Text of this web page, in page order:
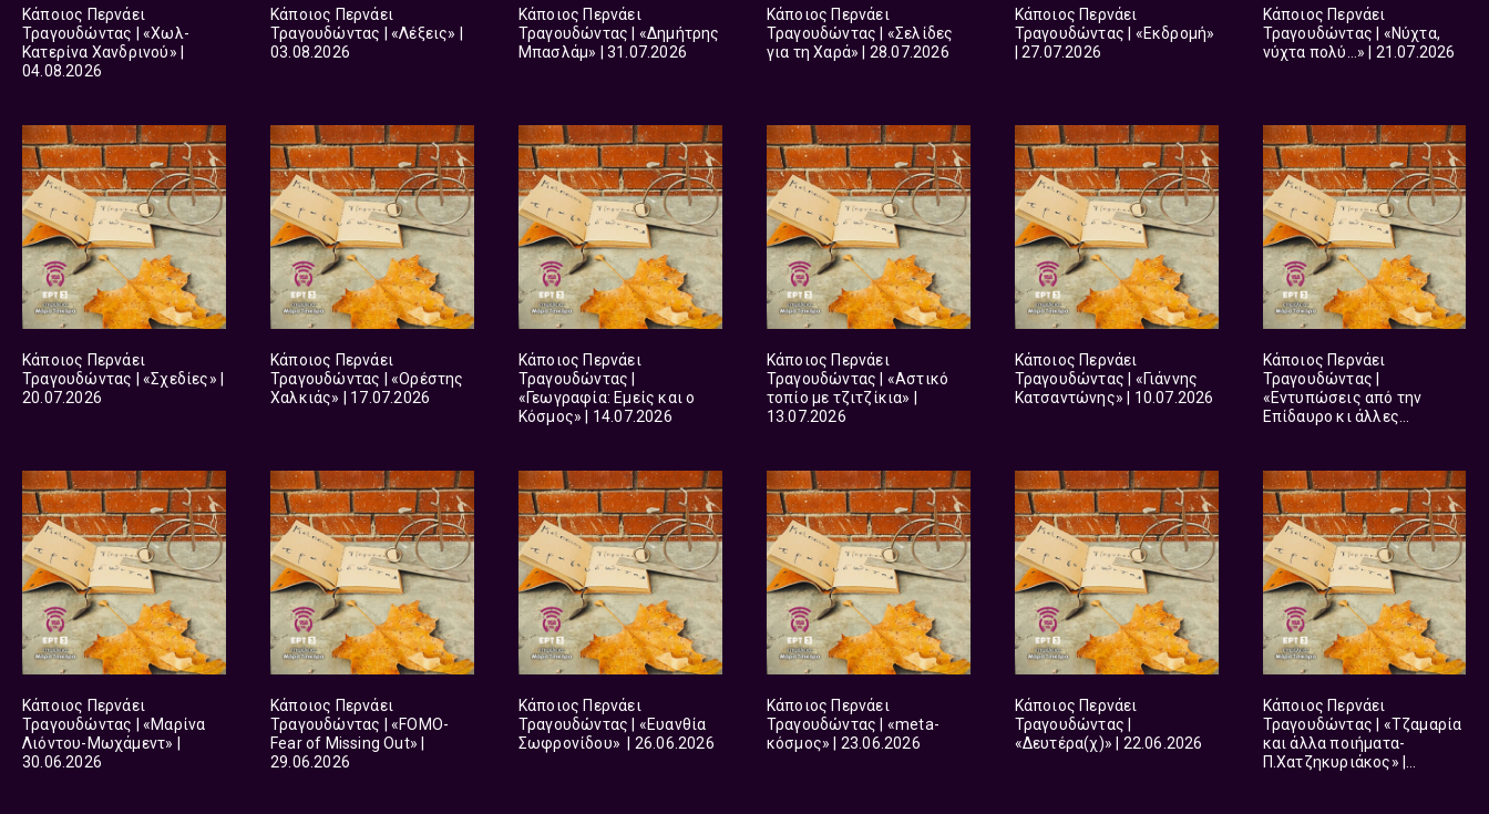
Κάποιος Περνάει
Τραγουδώντας | «Χωλ-
Κατερίνα Χανδρινού» |
04.08.2026
Κάποιος Περνάει
Τραγουδώντας | «Λέξεις» |
03.08.2026
Κάποιος Περνάει
Τραγουδώντας | «Δημήτρης
Μπασλάμ» | 31.07.2026
Κάποιος Περνάει
Τραγουδώντας | «Σελίδες
για τη Χαρά» | 28.07.2026
Κάποιος Περνάει
Τραγουδώντας | «Εκδρομή»
| 27.07.2026
Κάποιος Περνάει
Τραγουδώντας | «Νύχτα,
νύχτα πολύ…» | 21.07.2026
Κάποιος Περνάει
Τραγουδώντας | «Σχεδίες» |
20.07.2026
Κάποιος Περνάει
Τραγουδώντας | «Ορέστης
Χαλκιάς» | 17.07.2026
Κάποιος Περνάει
Τραγουδώντας |
«Γεωγραφία: Εμείς και ο
Κόσμος» | 14.07.2026
Κάποιος Περνάει
Τραγουδώντας | «Αστικό
τοπίο με τζιτζίκια» |
13.07.2026
Κάποιος Περνάει
Τραγουδώντας | «Γιάννης
Κατσαντώνης» | 10.07.2026
Κάποιος Περνάει
Τραγουδώντας |
«Εντυπώσεις από την
Επίδαυρο κι άλλες
Κάποιος Περνάει
Τραγουδώντας | «Μαρίνα
Λιόντου-Μωχάμεντ» |
30.06.2026
Κάποιος Περνάει
Τραγουδώντας | «FOMO-
Fear of Missing Out» |
29.06.2026
Κάποιος Περνάει
Τραγουδώντας | «Ευανθία
Σωφρονίδου» | 26.06.2026
Κάποιος Περνάει
Τραγουδώντας | «meta-
κόσμος» | 23.06.2026
Κάποιος Περνάει
Τραγουδώντας |
«Δευτέρα(χ)» | 22.06.2026
Κάποιος Περνάει
Τραγουδώντας | «Τζαμαρία
και άλλα ποιήματα-
Π.Χατζηκυριάκος» |